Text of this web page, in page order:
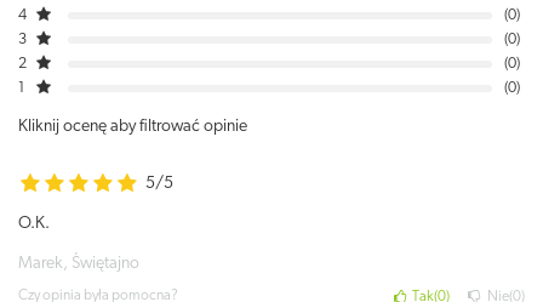
4
0
3
0
2
0
0
Kliknij ocenę aby filtrować opinie
5/5
O.K.
Marek, Świętajno
Czy opinia była pomocna? Tak 0 Nie 0